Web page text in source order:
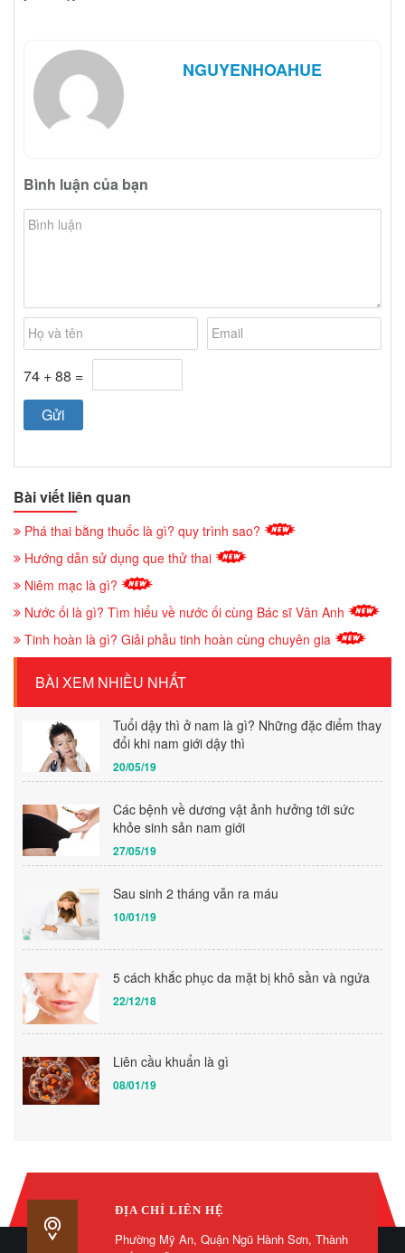
NGUYENHOAHUE
Bình luận của bạn
74 + 88 =
Bài viết liên quan
Phá thai bằng thuốc là gì? quy trình sao?
Hướng dẫn sử dụng que thử thai
Niêm mạc là gì?
Nước ối là gì? Tìm hiểu về nước ối cùng Bác sĩ Vân Anh
Tinh hoàn là gì? Giải phẫu tinh hoàn cùng chuyên gia
BÀI XEM NHIỀU NHẤT
Tuổi dậy thì ở nam là gì? Những đặc điểm thay
đổi khi nam giới dậy thì
20/05/19
Các bệnh về dương vật ảnh hưởng tới sức
khỏe sinh sản nam giới
27/05/19
Sau sinh 2 tháng vẫn ra máu
10/01/19
5 cách khắc phục da mặt bị khô sần và ngứa
22/12/18
Liên cầu khuẩn là gì
08/01/19
ĐỊA CHỈ LIÊN HỆ
Phường Mỹ An, Quận Ngũ Hành Sơn, Thành